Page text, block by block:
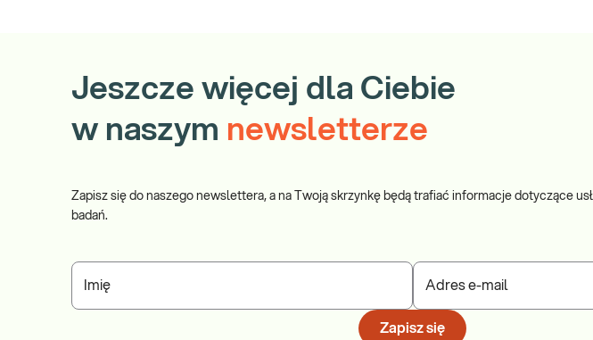
Jeszcze więcej dla Ciebie
w naszym newsletterze
Zapisz się do naszego newslettera, a na Twoją skrzynkę będą trafiać informacje dotyczące
badań.
Imię Adres e-mail
Zapisz się